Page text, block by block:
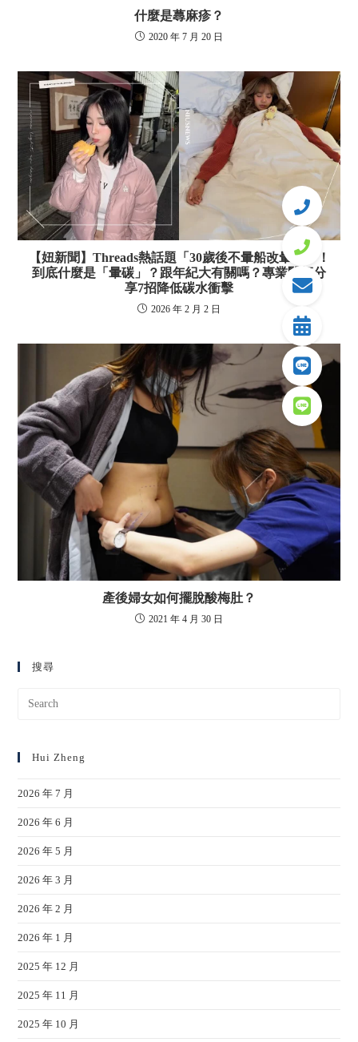
什麼是蕁麻疹？
2020 年 7 月 20 日
【妞新聞】Threads熱話題「30歲後不暈船改暈碳」！
到底什麼是「暈碳」？跟年紀大有關嗎？專業醫師分
享7招降低碳水衝擊
2026 年 2 月 2 日
產後婦女如何擺脫酸梅肚？
2021 年 4 月 30 日
搜尋
Hui Zheng
2026 年 7 月
2026 年 6 月
2026 年 5 月
2026 年 3 月
2026 年 2 月
2026 年 1 月
2025 年 12 月
2025 年 11 月
2025 年 10 月